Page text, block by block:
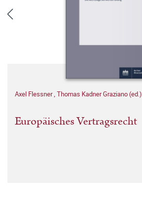
Axel Flessner, Thomas Kadner Graziano (ed.)
Europäisches Vertragsrecht